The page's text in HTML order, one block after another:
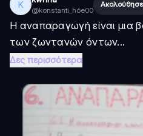
K
@konstanti_h6e00
Ακολούθησε
Η αναπαραγωγή είναι μια
των ζωντανών όντων...
Δες περισσότερα